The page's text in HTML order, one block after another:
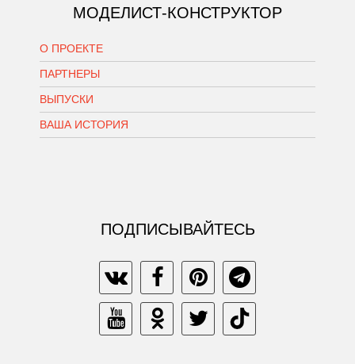
МОДЕЛИСТ-КОНСТРУКТОР
О ПРОЕКТЕ
ПАРТНЕРЫ
ВЫПУСКИ
ВАША ИСТОРИЯ
ПОДПИСЫВАЙТЕСЬ